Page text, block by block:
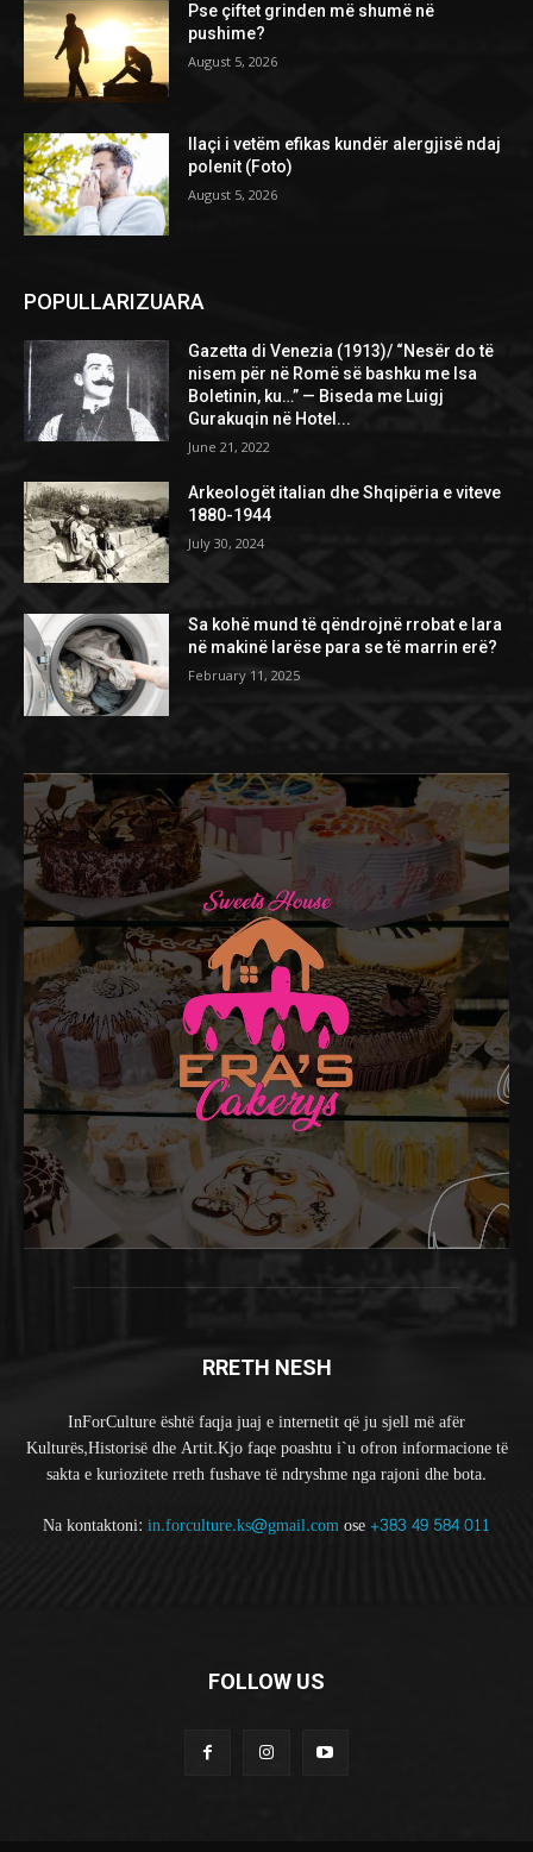
Pse çiftet grinden më shumë në
pushime?
August 5, 2026
Ilaçi i vetëm efikas kundër alergjisë ndaj
polenit (Foto)
August 5, 2026
POPULLARIZUARA
Gazetta di Venezia (1913)/ “Nesër do të
nisem për në Romë së bashku me Isa
Boletinin, ku…” — Biseda me Luigj
Gurakuqin në Hotel...
June 21, 2022
Arkeologët italian dhe Shqipëria e viteve
1880-1944
July 30, 2024
Sa kohë mund të qëndrojnë rrobat e lara
në makinë larëse para se të marrin erë?
February 11, 2025
RRETH NESH
InForCulture është faqja juaj e internetit që ju sjell më afër
Kulturës,Historisë dhe Artit.Kjo faqe poashtu i`u ofron informacione të
sakta e kuriozitete rreth fushave të ndryshme nga rajoni dhe bota.
Na kontaktoni: in.forculture.ks@gmail.comose+383 49 584 011
FOLLOW US